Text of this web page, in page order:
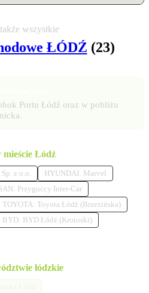
wszystkie
ŁÓDŹ (23)
Portu Łódź oraz w pobliżu
mieście Łódź
z o.o.
HYUNDAI: Marvel
Przyguccy Inter-Car
TOYOTA: Toyota Łódź (Brzezińska)
BYD: BYD Łódź (Krotoski)
łódzkie